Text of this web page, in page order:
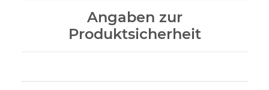
Angaben zur
Produktsicherheit